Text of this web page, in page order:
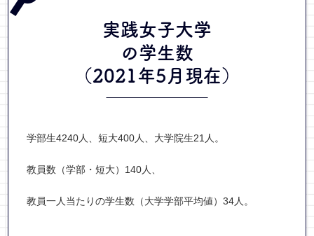
実践女子大学
の学生数
（2021年5月現在）
学部生4240人、短大400人、大学院生21人。
教員数（学部・短大）140人、
教員一人当たりの学生数（大学学部平均値）34人。